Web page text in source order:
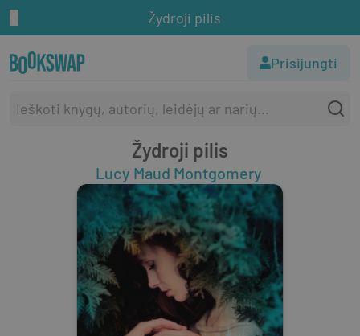
Žydroji pilis
Prisijungti
Žydroji pilis
Lucy Maud Montgomery